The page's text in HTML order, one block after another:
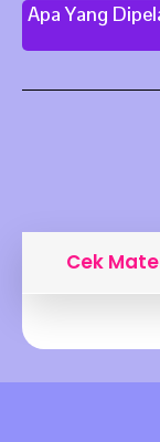
Apa Yang
Cek